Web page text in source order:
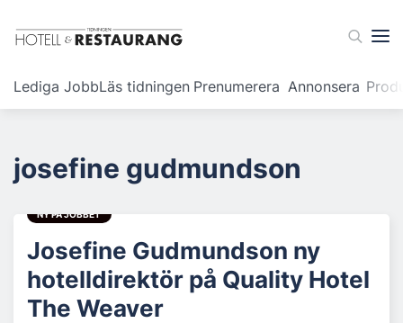
Lediga JobbLäs tidningen Prenumerera Annonsera
josefine gudmundson
NY PÅ JOBBET
Josefine Gudmundson ny
hotelldirektör på Quality Hotel
The Weaver